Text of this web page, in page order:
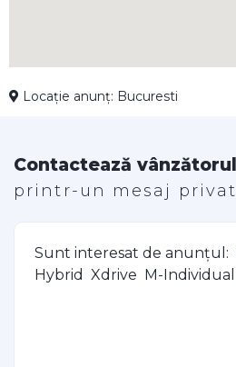
Locație anunț: Bucuresti
Contactează vânzătorul
printr-un mesaj privat